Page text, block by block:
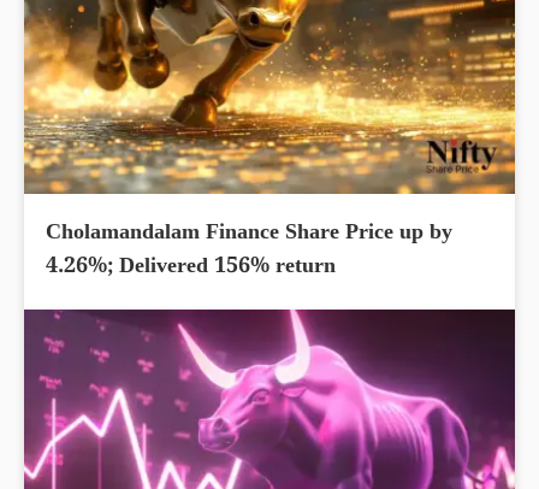
Cholamandalam Finance Share Price up by
4.26%; Delivered 156% return